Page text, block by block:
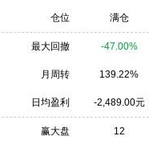
仓位 满仓
最大回撤 -47.00%
月周转 139.22%
日均盈利 -2,489.00元
赢大盘 12